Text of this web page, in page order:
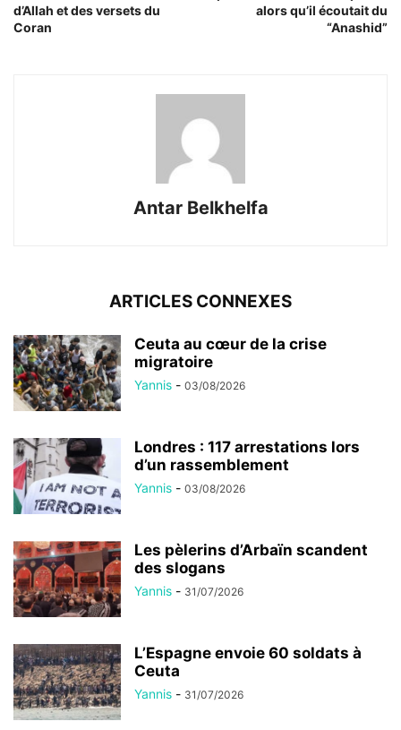
d’Allah et des versets du
Coran
alors qu’il écoutait du
“Anashid”
Antar Belkhelfa
ARTICLES CONNEXES
Ceuta au cœur de la crise
migratoire
Yannis - 03/08/2026
Londres : 117 arrestations lors
d’un rassemblement
Yannis - 03/08/2026
Les pèlerins d’Arbaïn scandent
des slogans
Yannis - 31/07/2026
L’Espagne envoie 60 soldats à
Ceuta
Yannis - 31/07/2026